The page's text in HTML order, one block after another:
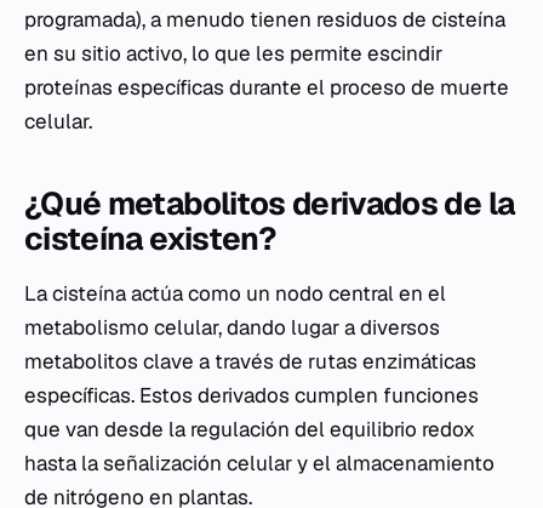
programada), a menudo tienen residuos de cisteína
en su sitio activo, lo que les permite escindir
proteínas específicas durante el proceso de muerte
celular.
¿Qué metabolitos derivados de la
cisteína existen?
La cisteína actúa como un nodo central en el
metabolismo celular, dando lugar a diversos
metabolitos clave a través de rutas enzimáticas
específicas. Estos derivados cumplen funciones
que van desde la regulación del equilibrio redox
hasta la señalización celular y el almacenamiento
de nitrógeno en plantas.